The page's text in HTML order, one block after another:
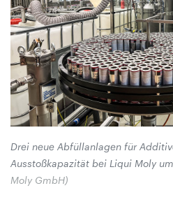
Drei neue Abfüllanlagen für
Ausstoßkapazität bei Liqui Moly
Moly GmbH)